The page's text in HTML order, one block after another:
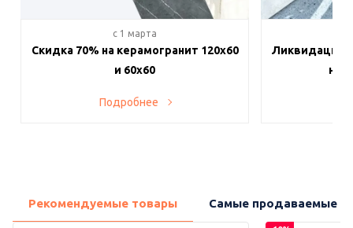
c 1 марта
Скидка 70% на керамогранит 120х60
и 60х60
Подробнее
Ликвидация
на
Рекомендуемые товары Самые продаваемые